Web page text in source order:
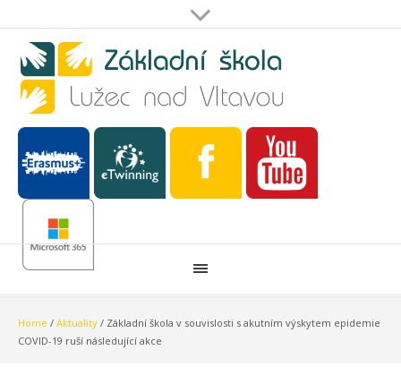
Home / Aktuality / Základní škola v souvislosti s akutním výskytem epidemie
COVID-19 ruší následující akce